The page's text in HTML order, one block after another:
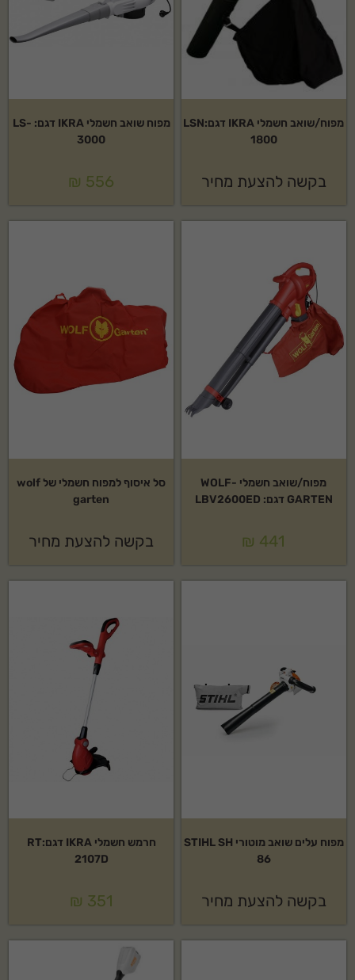
מפוח/שואב חשמלי IKRA דגם:LSN
1800
בקשה להצעת מחיר
מפוח שואב חשמלי IKRA דגם: LS-
3000
₪ 556
מפוח/שואב חשמלי WOLF-
GARTEN דגם: LBV2600ED
₪ 441
סל איסוף למפוח חשמלי של wolf
garten
בקשה להצעת מחיר
מפוח עלים שואב מוטורי STIHL SH
86
בקשה להצעת מחיר
חרמש חשמלי IKRA דגם:RT
2107D
₪ 351